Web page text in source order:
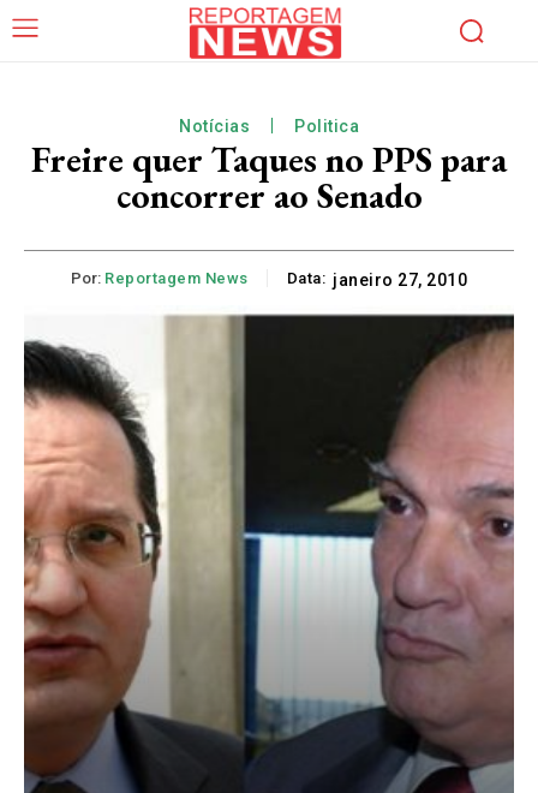
Notícias Politica
Freire quer Taques no PPS para
concorrer ao Senado
Por: Reportagem News Data: janeiro 27, 2010